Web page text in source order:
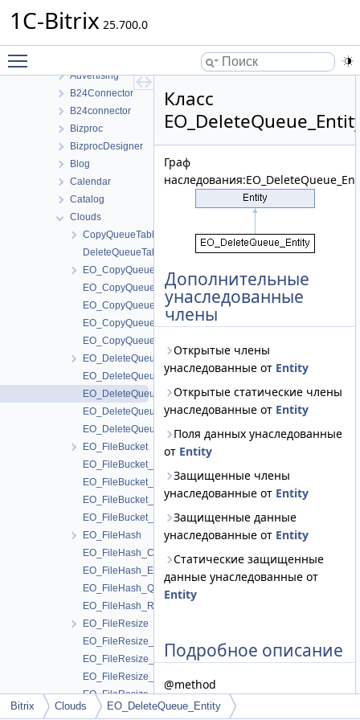
1C-Bitrix 25.700.0
Структуры данных
Advertising
B24Connector
B24connector
Bizproc
BizprocDesigner
Blog
Calendar
Catalog
Clouds
CopyQueueTable
DeleteQueueTable
EO_CopyQueue
EO_CopyQueue_Collection
EO_CopyQueue_Entity
EO_CopyQueue_Query
EO_CopyQueue_Result
EO_DeleteQueue
EO_DeleteQueue_Collection
EO_DeleteQueue_Entity
EO_DeleteQueue_Query
EO_DeleteQueue_Result
EO_FileBucket
EO_FileBucket_Collection
EO_FileBucket_Entity
EO_FileBucket_Query
EO_FileBucket_Result
EO_FileHash
EO_FileHash_Collection
EO_FileHash_Entity
EO_FileHash_Query
EO_FileHash_Result
EO_FileResize
EO_FileResize_Collection
EO_FileResize_Entity
EO_FileResize_Query
EO_FileResize_Result
EO_FileSave
Класс
Граф
Дополнительные
унаследованные
члены
Открытые члены
унаследованные от Entity
Открытые статические члены
унаследованные от Entity
Поля данных унаследованные
от Entity
Защищенные члены
унаследованные от Entity
Защищенные данные
унаследованные от Entity
Статические защищенные
данные унаследованные от
Entity
Подробное описание
@method
\Bitrix\Clouds\EO_DeleteQueue
Bitrix Clouds EO_DeleteQueue_Entity